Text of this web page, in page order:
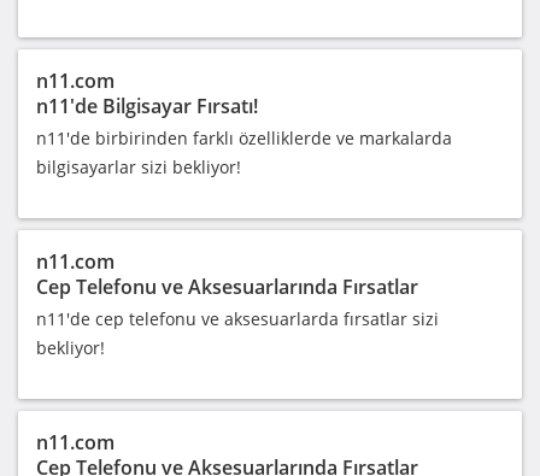
n11.com
n11'de Bilgisayar Fırsatı!
n11'de birbirinden farklı özelliklerde ve markalarda
bilgisayarlar sizi bekliyor!
n11.com
Cep Telefonu ve Aksesuarlarında Fırsatlar
n11'de cep telefonu ve aksesuarlarda fırsatlar sizi
bekliyor!
n11.com
Cep Telefonu ve Aksesuarlarında Fırsatlar